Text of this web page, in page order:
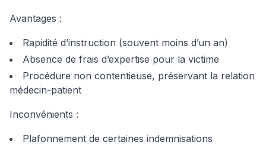
Avantages :
Rapidité d’instruction (souvent moins d’un an)
Absence de frais d’expertise pour la victime
Procédure non contentieuse, préservant la relation
médecin-patient
Inconvénients :
Plafonnement de certaines indemnisations